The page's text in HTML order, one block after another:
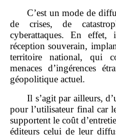
C’est un mode de
de crises, de
cyberattaques. En
réception souverain,
territoire national, qui
menaces d’ingérences
géopolitique actuel.
Il s’agit par ailleurs,
pour l’utilisateur final car
supportent le coût
éditeurs celui de leur